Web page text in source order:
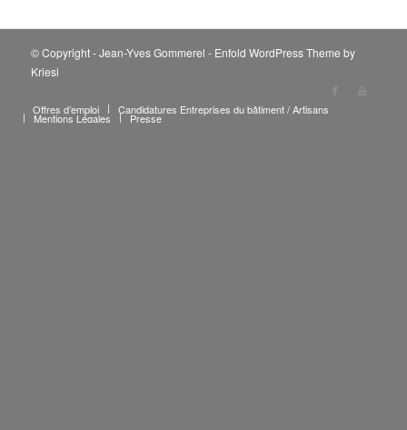
© Copyright - Jean-Yves Gommerel - Enfold WordPress Theme by
Kriesi
Offres d’emploi Candidatures Entreprises du bâtiment / Artisans
Mentions Légales Presse